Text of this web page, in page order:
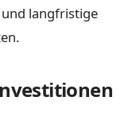
langfristige